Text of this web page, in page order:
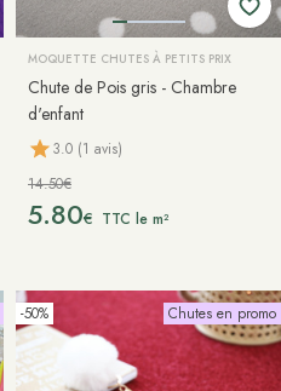
MOQUETTE CHUTES À PETITS PRIX
Chute de Pois gris - Chambre
d'enfant
3.0 (1 avis)
14.50€
5.80€ TTC le m²
-50% Chutes en promo